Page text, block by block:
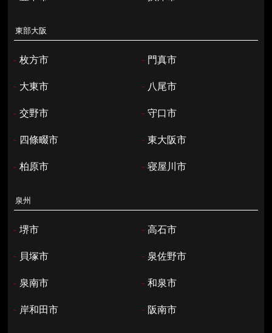
東部大阪
- 枚方市 - 門真市
- 大東市 - 八尾市
- 交野市 - 守口市
- 四條畷市 - 東大阪市
- 柏原市 - 寝屋川市
泉州
- 堺市 - 高石市
- 貝塚市 - 泉佐野市
- 泉南市 - 和泉市
- 岸和田市 - 阪南市